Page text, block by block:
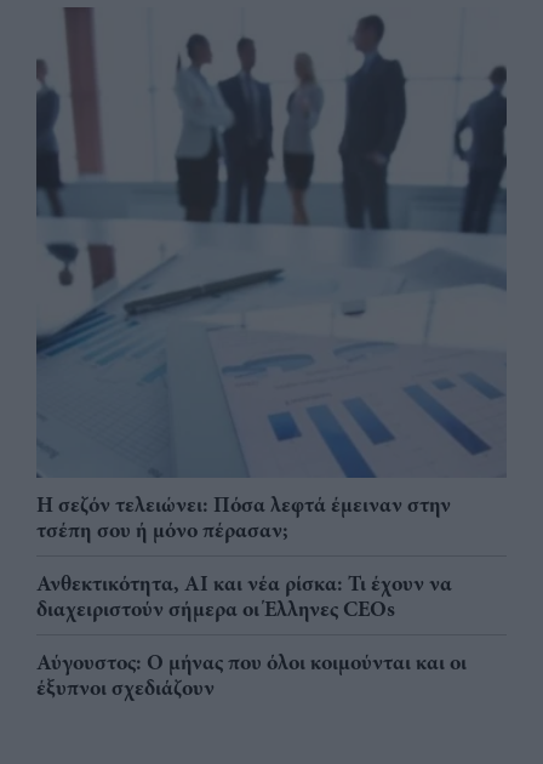
Η σεζόν τελειώνει: Πόσα λεφτά έμειναν στην
τσέπη σου ή μόνο πέρασαν;
Ανθεκτικότητα, AI και νέα ρίσκα: Τι έχουν να
διαχειριστούν σήμερα οι Έλληνες CEOs
Αύγουστος: Ο μήνας που όλοι κοιμούνται και οι
έξυπνοι σχεδιάζουν